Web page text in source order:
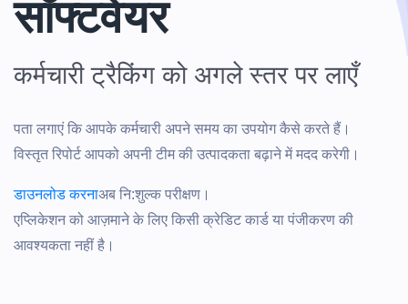
सॉफ्टवेयर
कर्मचारी ट्रैकिंग को अगले स्तर पर लाएँ
पता लगाएं कि आपके कर्मचारी अपने समय का उपयोग कैसे करते हैं।
विस्तृत रिपोर्ट आपको अपनी टीम की उत्पादकता बढ़ाने में मदद करेगी।
डाउनलोड करनाअब नि:शुल्क परीक्षण।
एप्लिकेशन को आज़माने के लिए किसी क्रेडिट कार्ड या पंजीकरण की
आवश्यकता नहीं है।